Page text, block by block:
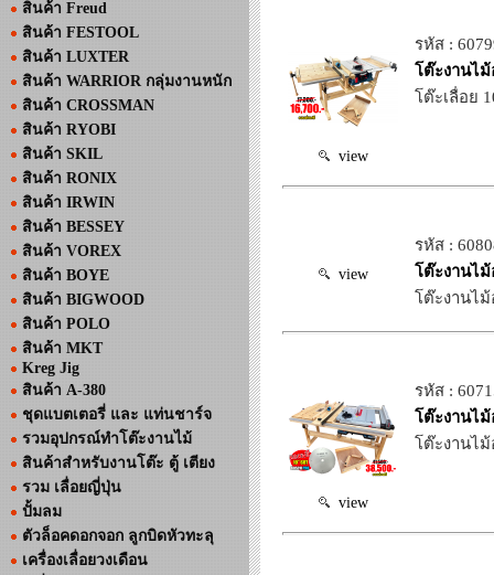
สินค้า Freud
สินค้า FESTOOL
สินค้า LUXTER
สินค้า WARRIOR กลุ่มงานหนัก
สินค้า CROSSMAN
สินค้า RYOBI
สินค้า SKIL
สินค้า RONIX
สินค้า IRWIN
สินค้า BESSEY
สินค้า VOREX
สินค้า BOYE
สินค้า BIGWOOD
สินค้า POLO
สินค้า MKT
Kreg Jig
สินค้า A-380
ชุดแบตเตอรี่ และ แท่นชาร์จ
รวมอุปกรณ์ทำโต๊ะงานไม้
สินค้าสำหรับงานโต๊ะ ตู้ เตียง
รวม เลื่อยญี่ปุ่น
ปั้มลม
ตัวล็อคดอกจอก ลูกบิดหัวทะลุ
เครื่องเลื่อยวงเดือน
view
รหัส :
โต๊ะงานไม้
โต๊ะเลื่อย
view
รหัส :
โต๊ะงานไ
โต๊ะงานไม้
view
รหัส :
โต๊ะงานไม้
โต๊ะงานไม้